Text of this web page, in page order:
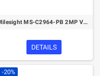
Milesight MS-C2964-PB 2MP Vandal-proof Mini Bullet Network Camera
DETAILS
-20%